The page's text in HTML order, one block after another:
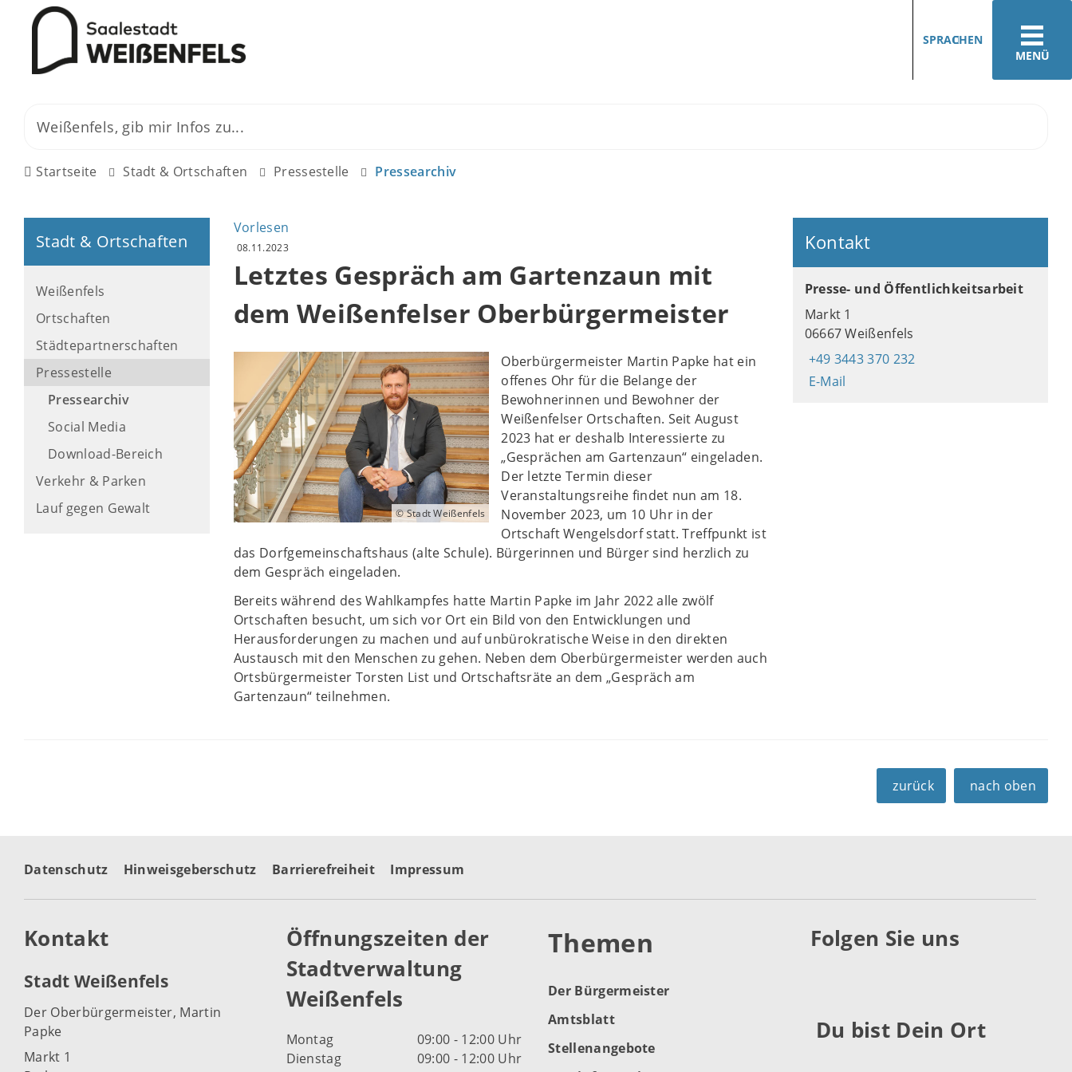
MENÜ
SPRACHEN
Startseite Stadt & Ortschaften Pressestelle Pressearchiv
Stadt & Ortschaften
Weißenfels
Ortschaften
Städtepartnerschaften
Pressestelle
Pressearchiv
Social Media
Download-Bereich
Verkehr & Parken
Lauf gegen Gewalt
Vorlesen
08.11.2023
Letztes Gespräch am Gartenzaun mit
dem Weißenfelser Oberbürgermeister
© Stadt Weißenfels
Oberbürgermeister Martin Papke hat ein
offenes Ohr für die Belange der
Bewohnerinnen und Bewohner der
Weißenfelser Ortschaften. Seit August
2023 hat er deshalb Interessierte zu
„Gesprächen am Gartenzaun“ eingeladen.
Der letzte Termin dieser
Veranstaltungsreihe findet nun am 18.
November 2023, um 10 Uhr in der
Ortschaft Wengelsdorf statt. Treffpunkt ist
das Dorfgemeinschaftshaus (alte Schule). Bürgerinnen und Bürger sind herzlich zu
dem Gespräch eingeladen.
Bereits während des Wahlkampfes hatte Martin Papke im Jahr 2022 alle zwölf
Ortschaften besucht, um sich vor Ort ein Bild von den Entwicklungen und
Herausforderungen zu machen und auf unbürokratische Weise in den direkten
Austausch mit den Menschen zu gehen. Neben dem Oberbürgermeister werden auch
Ortsbürgermeister Torsten List und Ortschaftsräte an dem „Gespräch am
Gartenzaun“ teilnehmen.
Kontakt
Presse- und Öffentlichkeitsarbeit
Markt 1
06667 Weißenfels
+49 3443 370 232
E-Mail
zurück nach oben
Datenschutz Hinweisgeberschutz Barrierefreiheit Impressum
Kontakt
Stadt Weißenfels
Der Oberbürgermeister, Martin
Papke
Markt 1
Öffnungszeiten der
Stadtverwaltung
Weißenfels
Montag
09:00 - 12:00 Uhr
Dienstag
09:00 - 12:00 Uhr
Themen
Der Bürgermeister
Amtsblatt
Stellenangebote
Folgen Sie uns
Du bist Dein Ort